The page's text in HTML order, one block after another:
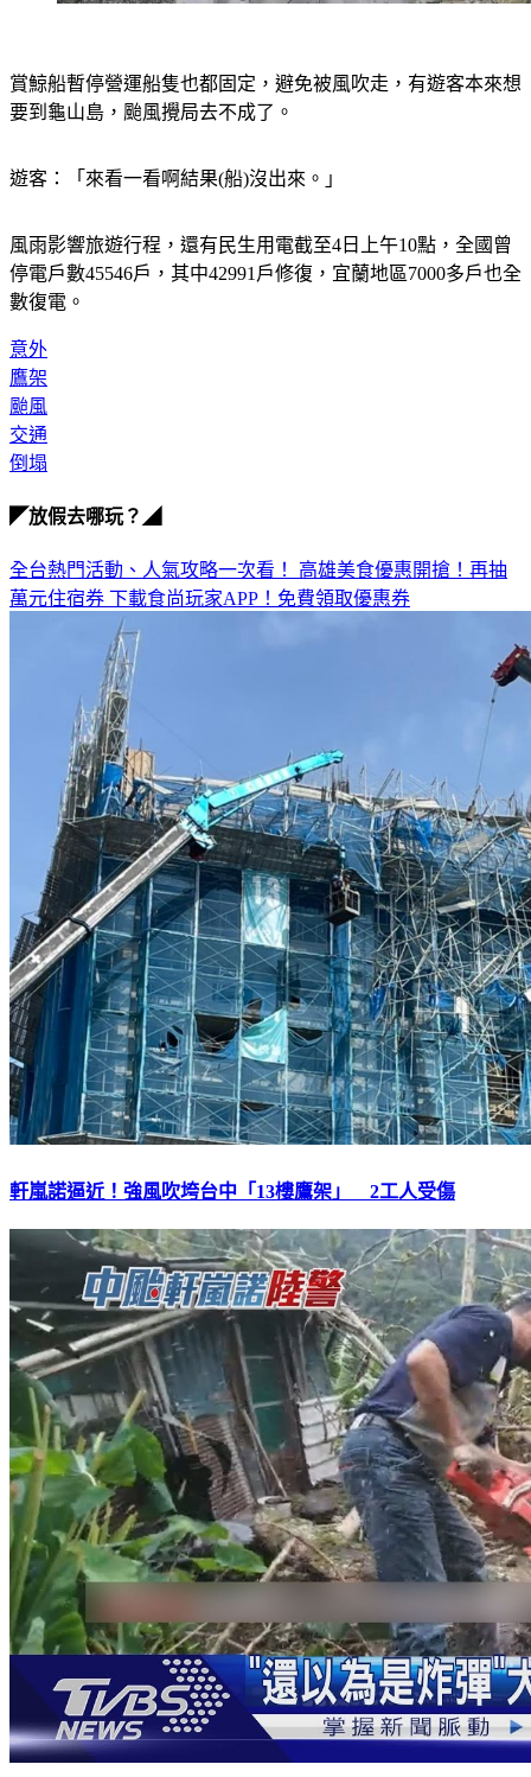
賞鯨船暫停營運船隻也都固定，避免被風吹走，有遊客本來想
要到龜山島，颱風攪局去不成了。
遊客：「來看一看啊結果(船)沒出來。」
風雨影響旅遊行程，還有民生用電截至4日上午10點，全國曾
停電戶數45546戶，其中42991戶修復，宜蘭地區7000多戶也全
數復電。
意外
鷹架
颱風
交通
倒塌
◤放假去哪玩？◢
全台熱門活動、人氣攻略一次看！ 高雄美食優惠開搶！再抽
萬元住宿券 下載食尚玩家APP！免費領取優惠券
軒嵐諾逼近！強風吹垮台中「13樓鷹架」 2工人受傷